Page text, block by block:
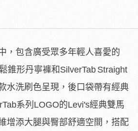
，包含廣受眾多年輕人喜愛的
錐形丹寧褲和SilverTab Straight
水洗刷色呈現，後口袋帶有經典
系列LOGO的Levi's經典雙馬
增添大腿與臀部舒適空間， 搭配